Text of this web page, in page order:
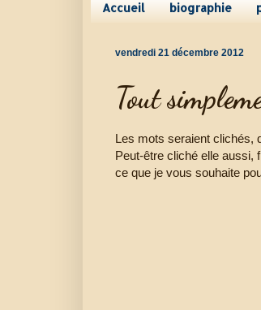
Accueil biographie
vendredi 21 décembre 2012
Tout
Les mots seraient clichés,
Peut-être cliché elle aussi,
ce que je vous souhaite